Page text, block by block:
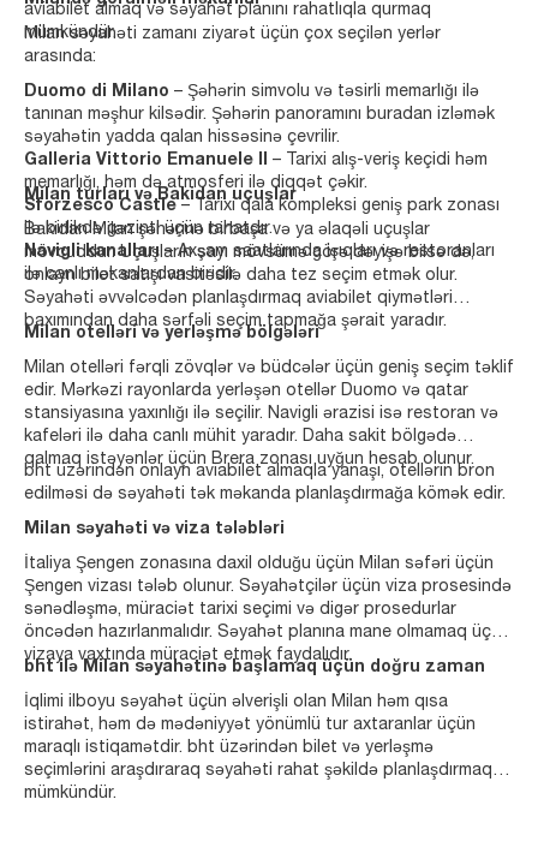
aviabilet almaq və səyahət planını rahatlıqla qurmaq
mümkündür.
Milan səyahəti zamanı ziyarət üçün çox seçilən yerlər
arasında:
Duomo di Milano – Şəhərin simvolu və təsirli memarlığı ilə
tanınan məşhur kilsədir. Şəhərin panoramını buradan izləmək
səyahətin yadda qalan hissəsinə çevrilir.
Galleria Vittorio Emanuele II
– Tarixi alış-veriş keçidi həm
memarlığı, həm də atmosferi ilə diqqət çəkir.
Sforzesco Castle – Tarixi qala kompleksi geniş park zonası
ilə birlikdə gəzinti üçün rahatdır.
Navigli kanalları – Axşam saatlarında işıqları və restoranları
ilə canlı məkanlardan biridir.
Milan turları və Bakidan uçuşlar
Bakidan Milan şəhərinə birbaşa və ya əlaqəli uçuşlar
mövcuddur. Uçuşların sayı mövsümə görə dəyişə bilsə də,
onlayn bilet satışı vasitəsilə daha tez seçim etmək olur.
Səyahəti əvvəlcədən planlaşdırmaq aviabilet qiymətləri
baxımından daha sərfəli seçim tapmağa şərait yaradır.
Milan otelləri və yerləşmə bölgələri
Milan otelləri fərqli zövqlər və büdcələr üçün geniş seçim təklif
edir. Mərkəzi rayonlarda yerləşən otellər Duomo və qatar
stansiyasına yaxınlığı ilə seçilir. Navigli ərazisi isə restoran və
kafeləri ilə daha canlı mühit yaradır. Daha sakit bölgədə
qalmaq istəyənlər üçün Brera zonası uyğun hesab olunur.
bht üzərindən onlayn aviabilet almaqla yanaşı, otellərin bron
edilməsi də səyahəti tək məkanda planlaşdırmağa kömək edir.
Milan səyahəti və viza tələbləri
İtaliya Şengen zonasına daxil olduğu üçün Milan səfəri üçün
Şengen vizası tələb olunur. Səyahətçilər üçün viza prosesində
sənədləşmə, müraciət tarixi seçimi və digər prosedurlar
öncədən hazırlanmalıdır. Səyahət planına mane olmamaq üçün
vizaya vaxtında müraciət etmək faydalıdır.
bht ilə Milan səyahətinə başlamaq üçün doğru zaman
İqlimi ilboyu səyahət üçün əlverişli olan Milan həm qısa
istirahət, həm də mədəniyyət yönümlü tur axtaranlar üçün
maraqlı istiqamətdir. bht üzərindən bilet və yerləşmə
seçimlərini araşdıraraq səyahəti rahat şəkildə planlaşdırmaq
mümkündür.